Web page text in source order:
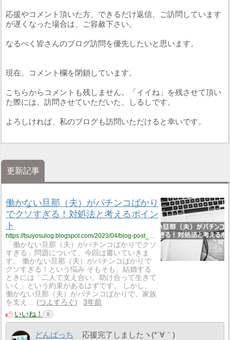
応援やコメント頂いた方、できるだけ返信、ご訪問しています
が遅くなった場合は、ご容赦下さい。
なるべく皆さんのブログ訪問を優先したいと思います。
現在、コメント欄を閉鎖しています。
こちらからコメントも残しません。「イイね」を残させて頂い
た際には、訪問させていただいた、しるしです。
よろしければ、私のブログも訪問いただけると幸いです。
更新記事
働かない旦那（夫）がパチンコばかり
でクソすぎる！対処法と考えるポイン
ト
「働かない旦那（夫）がパチンコばかりでクソ
すぎる」問題について、今回は書いていきま
す。 働かない旦那（夫）がパチンコばかりで
クソすぎる！という悩み そもそも、結婚する
ときには「二人で支え合い、助け合って生きて
いく」という約束があるはずです。 しかし、
働かない旦那（夫）がパチンコばかりで、家族
を支え…
つよすろぐ
3年前
いいね！
8
どんぱっち 応援完了しましたヽ(*´∀｀)